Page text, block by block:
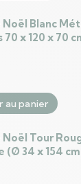
Noël Blanc
x 120 x 70
au panier
Noël Tour
(Ø 34 x 154